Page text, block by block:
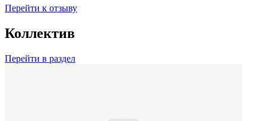
Перейти к отзыву
Коллектив
Перейти в раздел